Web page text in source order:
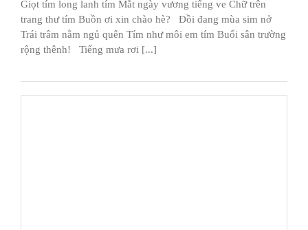
Giọt tím long lanh tím Mắt ngày vương tiếng ve Chữ trên
trang thư tím Buồn ơi xin chào hè? Đồi đang mùa sim nở
Trái trâm nằm ngủ quên Tím như môi em tím Buổi sân trường
rộng thênh! Tiếng mưa rơi [...]